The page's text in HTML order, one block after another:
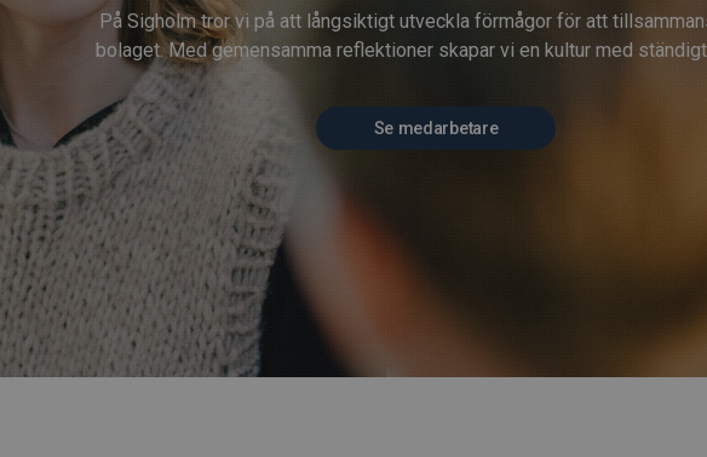
På Sigholm tror vi på att långsiktigt utveckla förmågor för att
bolaget. Med gemensamma reflektioner skapar vi en kultur med ständigt
Se medarbetare